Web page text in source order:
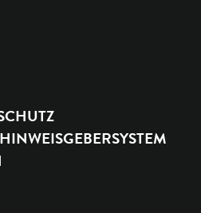
HINWEISGEBERSYSTEM